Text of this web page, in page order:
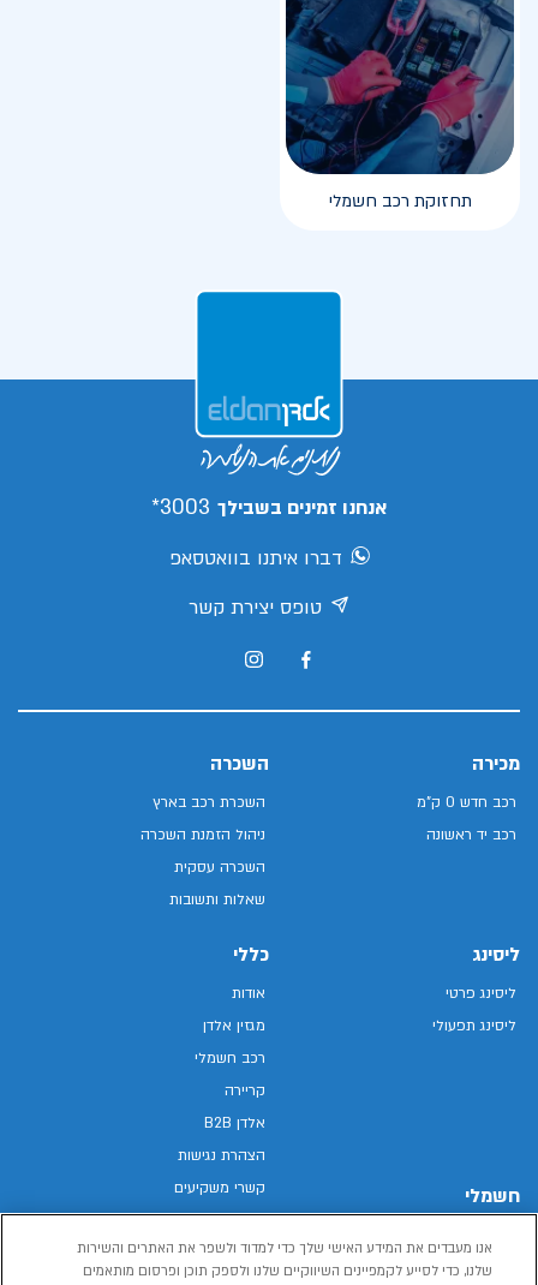
תחזוקת רכב חשמלי
אנחנו זמינים בשבילך 3003*
דברו איתנו בוואטסאפ
טופס יצירת קשר
מכירה
רכב חדש 0 ק"מ
רכב יד ראשונה
השכרה
השכרת רכב בארץ
ניהול הזמנת השכרה
השכרה עסקית
שאלות ותשובות
ליסינג
ליסינג פרטי
ליסינג תפעולי
חשמלי
רכב חשמלי
כללי
אודות
מגזין אלדן
רכב חשמלי
קריירה
אלדן B2B
הצהרת נגישות
קשרי משקיעים
מפת האתר
מדיניות פרטיות
אנו מעבדים את המידע האישי שלך כדי למדוד ולשפר את האתרים והשירות
שלנו, כדי לסייע לקמפיינים השיווקיים שלנו ולספק תוכן ופרסום מותאמים